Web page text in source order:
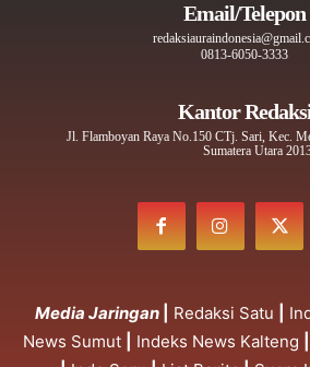
Email/Telepon
0813-6050-3333
Kantor
Jl. Flamboyan Raya No.150 CTj. Sari, Kec.
Sumatera Utara
Media Jaringan Redaksi Satu
News Sumut
Indeks News Kalteng